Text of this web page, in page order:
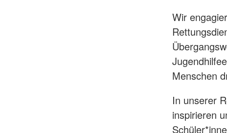
Wir
Menschen
In unserer
inspirieren